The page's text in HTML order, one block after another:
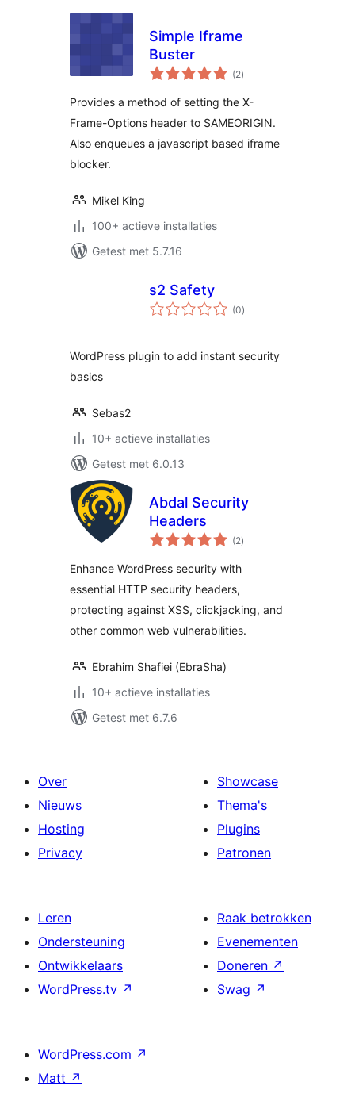
Simple Iframe
Buster
(2totaal
waarderingen
)
Provides a method of setting the X-
Frame-Options header to SAMEORIGIN.
Also enqueues a javascript based iframe
blocker.
Mikel King
100+ actieve installaties
Getest met 5.7.16
s2 Safety
(0totaal
waarderingen
)
WordPress plugin to add instant security
basics
Sebas2
10+ actieve installaties
Getest met 6.0.13
Abdal Security
Headers
(2totaal
waarderingen
)
Enhance WordPress security with
essential HTTP security headers,
protecting against XSS, clickjacking, and
other common web vulnerabilities.
Ebrahim Shafiei (EbraSha)
10+ actieve installaties
Getest met 6.7.6
Over
Nieuws
Hosting
Privacy
Showcase
Thema's
Plugins
Patronen
Leren
Ondersteuning
Ontwikkelaars
WordPress.tv ↗
Raak betrokken
Evenementen
Doneren ↗
Swag ↗
WordPress.com ↗
Matt ↗